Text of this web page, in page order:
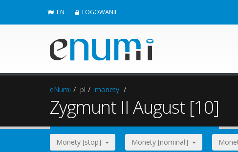
EN LOGOWANIE
eNumi pl monety
Zygmunt II August [10]
Monety [stop] Monety [nominał]